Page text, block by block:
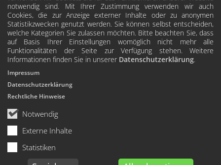
notwendig sind. Mit Ihrer Zustimmung verwenden wir auch
Cookies, die zur Anzeige externer Inhalte oder zu anonymen
Statistikzwecken genutzt werden. Sie können selbst entscheiden,
welche Kategorien Sie zulassen möchten. Bitte beachten Sie, dass
auf Basis Ihrer Einstellungen womöglich nicht mehr alle
Funktionalitäten der Seite zur Verfügung stehen. Weitere
Informationen finden Sie in unserer Datenschutzerklärung.
Notwendig
Externe Inhalte
Statistiken
Impressum
Datenschutzerklärung
Rechtliche Hinweise